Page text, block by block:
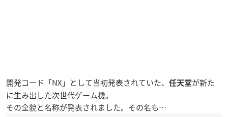
開発コード「NX」として当初発表されていた、 任天堂が新た
に生み出した次世代ゲーム機。
その全貌と名称が発表されました。その名も…